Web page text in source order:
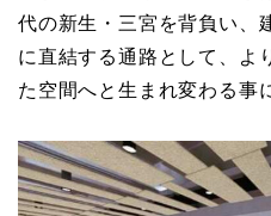
代の新生・三宮を背負い、
に直結する通路として、よ
た空間へと生まれ変わる事